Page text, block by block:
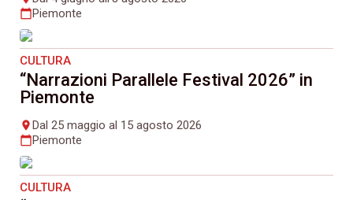
calendar_todayPiemonte
CULTURA
“Narrazioni Parallele Festival 2026” in
Piemonte
placeDal 25 maggio al 15 agosto 2026
calendar_todayPiemonte
CULTURA